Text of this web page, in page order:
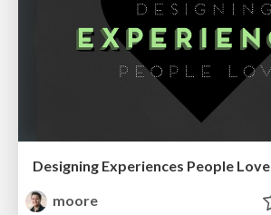
Designing Experiences People Love
moore